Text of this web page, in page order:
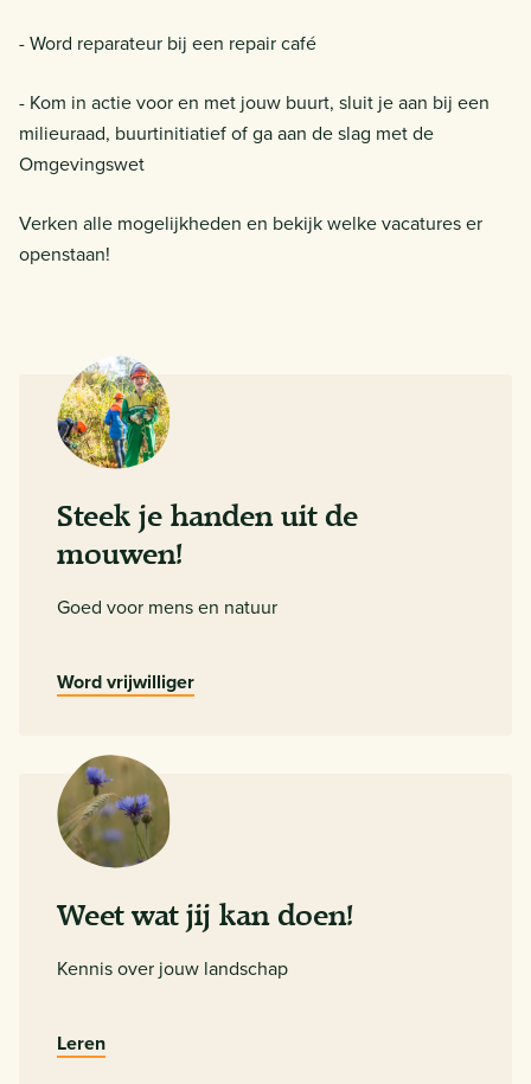
- Word reparateur bij een repair café
- Kom in actie voor en met jouw buurt, sluit je aan bij een
milieuraad, buurtinitiatief of ga aan de slag met de
Omgevingswet
Verken alle mogelijkheden en bekijk welke vacatures er
openstaan!
Steek je handen uit de
mouwen!
Goed voor mens en natuur
Word vrijwilliger
Weet wat jij kan doen!
Kennis over jouw landschap
Leren